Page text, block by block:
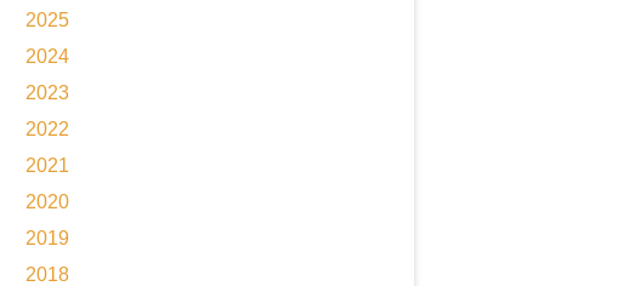
2025
2024
2023
2022
2021
2020
2019
2018